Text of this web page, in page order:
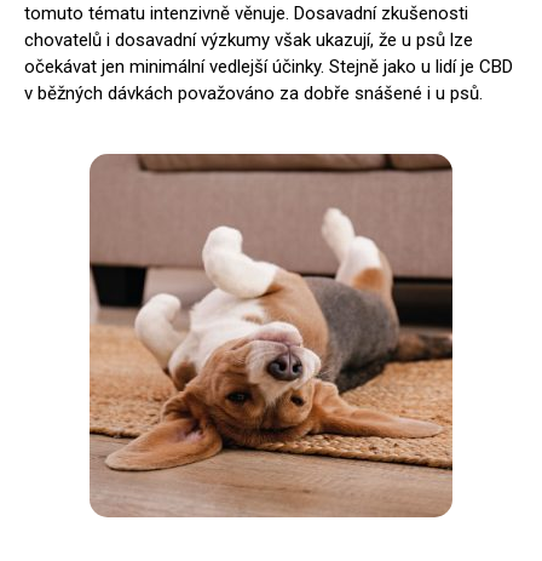
tomuto tématu intenzivně věnuje. Dosavadní zkušenosti
chovatelů i dosavadní výzkumy však ukazují, že u psů lze
očekávat jen minimální vedlejší účinky. Stejně jako u lidí je CBD
v běžných dávkách považováno za dobře snášené i u psů.